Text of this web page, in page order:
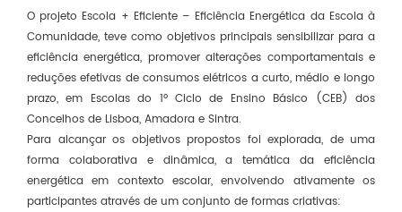
O projeto Escola + Eficiente – Eficiência Energética da Escola à
Comunidade, teve como objetivos principais sensibilizar para a
eficiência energética, promover alterações comportamentais e
reduções efetivas de consumos elétricos a curto, médio e longo
prazo, em Escolas do 1º Ciclo de Ensino Básico (CEB) dos
Concelhos de Lisboa, Amadora e Sintra.
Para alcançar os objetivos propostos foi explorada, de uma
forma colaborativa e dinâmica, a temática da eficiência
energética em contexto escolar, envolvendo ativamente os
participantes através de um conjunto de formas criativas: